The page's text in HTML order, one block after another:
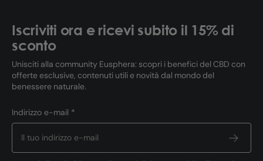
Iscriviti ora e ricevi subito il 15% di
sconto
Unisciti alla community Eusphera: scopri i benefici del CBD con
offerte esclusive, contenuti utili e novità dal mondo del
benessere naturale.
Indirizzo e-mail *